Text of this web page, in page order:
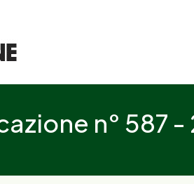
n° 587 -